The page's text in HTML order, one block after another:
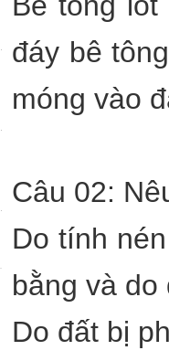
đáy bê
móng vào
Câu 02:
Do tính
bằng và
Do đất bị